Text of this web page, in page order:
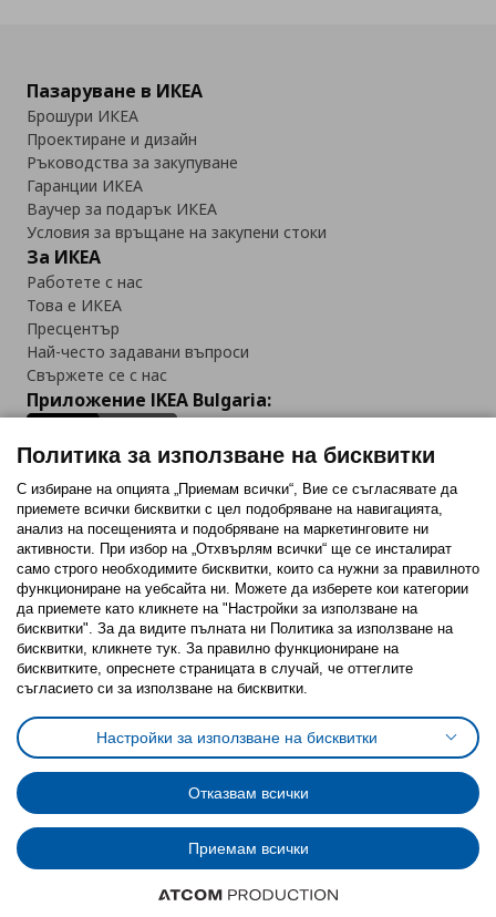
Пазаруване в ИКЕА
Брошури ИКЕА
Проектиране и дизайн
Ръководства за закупуване
Гаранции ИКЕА
Ваучер за подарък ИКЕА
Условия за връщане на закупени стоки
За ИКЕА
Работете с нас
Това е ИКЕА
Пресцентър
Най-често задавани въпроси
Свържете се с нас
Приложение IKEA Bulgaria:
Последвайте ни:
FacebookTwitterYoutubePinterestInstagram
Политика за използване на бисквитки (Cookies)
Избор на настройки за използване на бисквитки
Условия за ползване на ikea.bgОбща политика за личните данни
Политика за защита на личните данни на ikea.bg
Общи условия на програма IKEA Family
Политика за защита на лични данни на програма IKEA Family
© Inter-IKEA Systems B.V. 1999 - 2025
Политика за използване на бисквитки
С избиране на опцията „Приемам всички“, Вие се съгласявате да
приемете всички бисквитки с цел подобряване на навигацията,
анализ на посещенията и подобряване на маркетинговите ни
активности. При избор на „Отхвърлям всички“ ще се инсталират
само строго необходимитe бисквитки, които са нужни за правилното
функциониране на уебсайта ни. Можете да изберете кои категории
да приемете като кликнете на "Настройки за използване на
бисквитки". За да видите пълната ни Политика за използване на
бисквитки, кликнете тук. За правилно функциониране на
бисквитките, опреснете страницата в случай, че оттеглите
съгласието си за използване на бисквитки.
Настройки за използване на бисквитки
Отказвам всички
Приемам всички